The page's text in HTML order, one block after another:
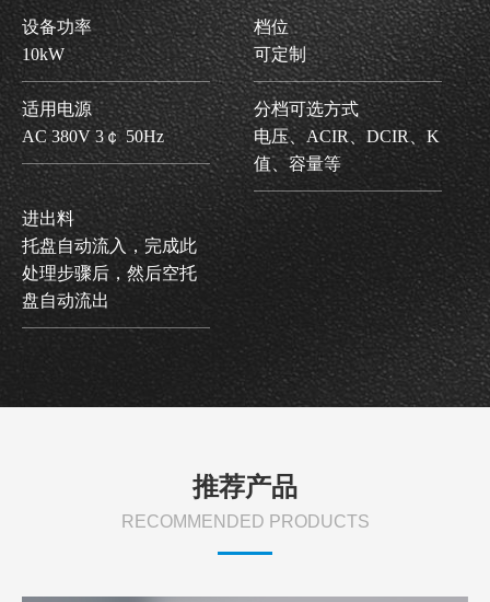
设备功率
10kW
档位
可定制
适用电源
AC 380V 3￠ 50Hz
分档可选方式
电压、ACIR、DCIR、K
值、容量等
进出料
托盘自动流入，完成此
处理步骤后，然后空托
盘自动流出
推荐产品
RECOMMENDED PRODUCTS